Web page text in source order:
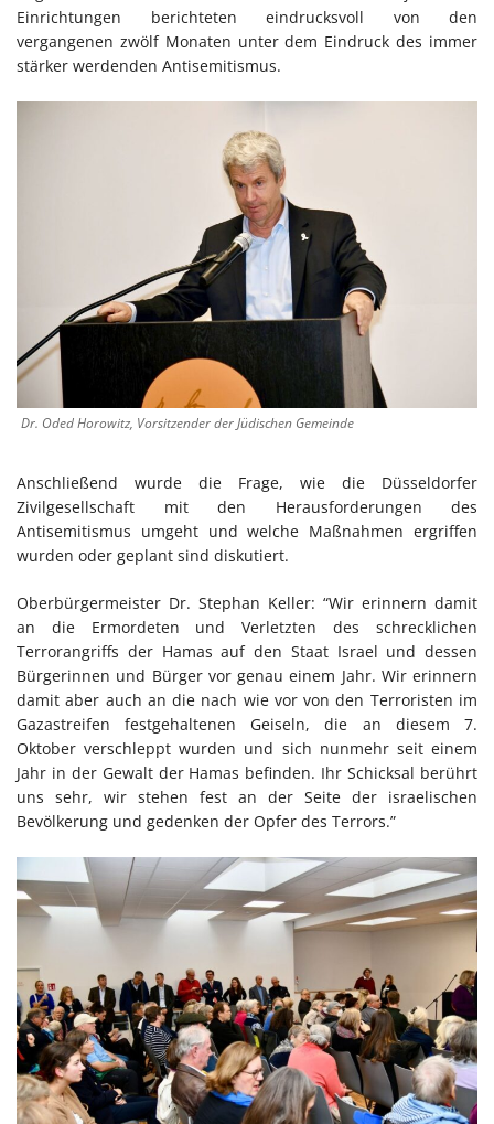
Einrichtungen berichteten eindrucksvoll von den
vergangenen zwölf Monaten unter dem Eindruck des immer
stärker werdenden Antisemitismus.
Dr. Oded Horowitz, Vorsitzender der Jüdischen Gemeinde
Anschließend wurde die Frage, wie die Düsseldorfer
Zivilgesellschaft mit den Herausforderungen des
Antisemitismus umgeht und welche Maßnahmen ergriffen
wurden oder geplant sind diskutiert.
Oberbürgermeister Dr. Stephan Keller: “Wir erinnern damit
an die Ermordeten und Verletzten des schrecklichen
Terrorangriffs der Hamas auf den Staat Israel und dessen
Bürgerinnen und Bürger vor genau einem Jahr. Wir erinnern
damit aber auch an die nach wie vor von den Terroristen im
Gazastreifen festgehaltenen Geiseln, die an diesem 7.
Oktober verschleppt wurden und sich nunmehr seit einem
Jahr in der Gewalt der Hamas befinden. Ihr Schicksal berührt
uns sehr, wir stehen fest an der Seite der israelischen
Bevölkerung und gedenken der Opfer des Terrors.”